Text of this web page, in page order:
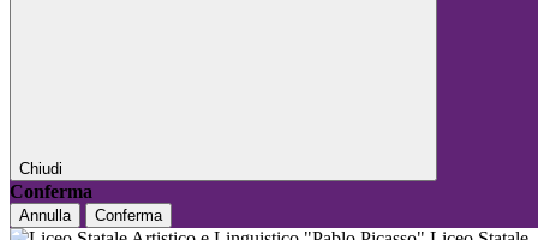
Chiudi
Conferma
Annulla Conferma